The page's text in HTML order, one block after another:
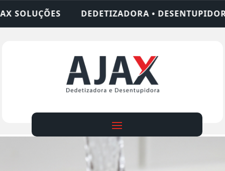
• DESENTUPIDORA • LIMPEZA DE FOSSA